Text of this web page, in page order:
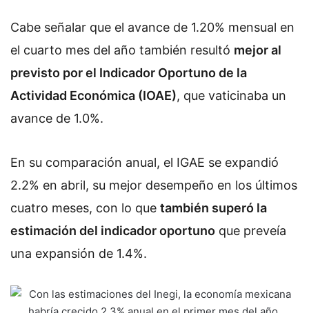
Cabe señalar que el avance de 1.20% mensual en
el cuarto mes del año también resultó mejor al
previsto por el Indicador Oportuno de la
Actividad Económica (IOAE), que vaticinaba un
avance de 1.0%.
En su comparación anual, el IGAE se expandió
2.2% en abril, su mejor desempeño en los últimos
cuatro meses, con lo que también superó la
estimación del indicador oportuno que preveía
una expansión de 1.4%.